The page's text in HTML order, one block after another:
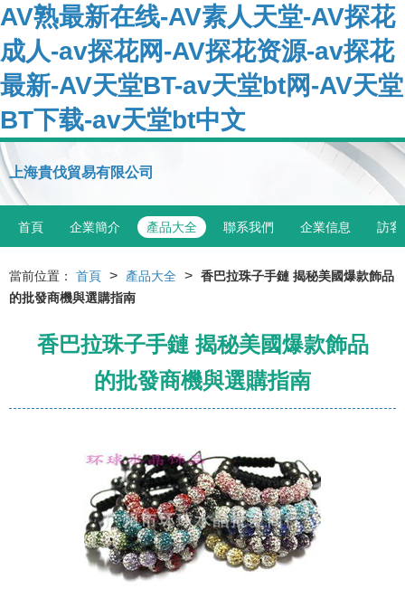
AV熟最新在线-AV素人天堂-AV探花
成人-av探花网-AV探花资源-av探花
最新-AV天堂BT-av天堂bt网-AV天堂
BT下载-av天堂bt中文
上海貴伐貿易有限公司
首頁 企業簡介 產品大全 聯系我們 企業信息 訪客
當前位置： 首頁 > 產品大全 > 香巴拉珠子手鏈 揭秘美國爆款飾品
的批發商機與選購指南
香巴拉珠子手鏈 揭秘美國爆款飾品
的批發商機與選購指南